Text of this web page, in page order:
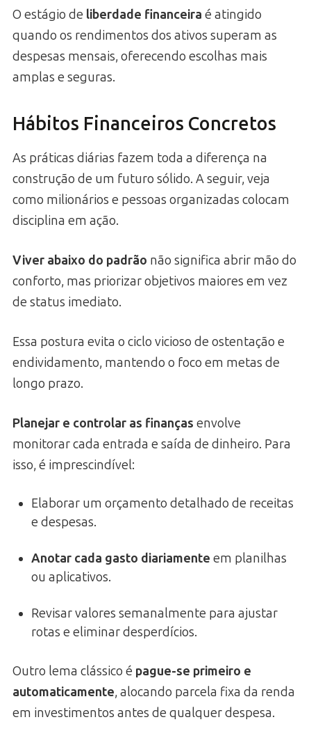
O estágio de liberdade financeira é atingido
quando os rendimentos dos ativos superam as
despesas mensais, oferecendo escolhas mais
amplas e seguras.
Hábitos Financeiros Concretos
As práticas diárias fazem toda a diferença na
construção de um futuro sólido. A seguir, veja
como milionários e pessoas organizadas colocam
disciplina em ação.
Viver abaixo do padrão não significa abrir mão do
conforto, mas priorizar objetivos maiores em vez
de status imediato.
Essa postura evita o ciclo vicioso de ostentação e
endividamento, mantendo o foco em metas de
longo prazo.
Planejar e controlar as finanças envolve
monitorar cada entrada e saída de dinheiro. Para
isso, é imprescindível:
Elaborar um orçamento detalhado de receitas
e despesas.
Anotar cada gasto diariamente em planilhas
ou aplicativos.
Revisar valores semanalmente para ajustar
rotas e eliminar desperdícios.
Outro lema clássico é pague-se primeiro e
automaticamente, alocando parcela fixa da renda
em investimentos antes de qualquer despesa.